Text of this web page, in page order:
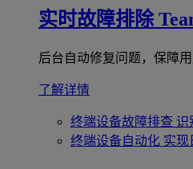
实时故障排除
后台自动修复问题，保障用
了解详情
终端设备故障排查 识
终端设备自动化 实现